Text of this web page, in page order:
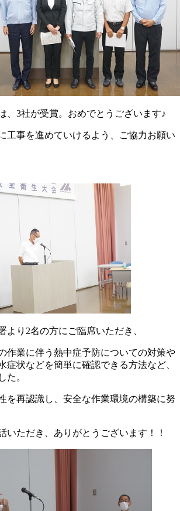
、3社が受賞。おめでとうございます♪
工事を進めていけるよう、ご協力お願い
より2名の方にご臨席いただき、
作業に伴う熱中症予防についての対策や
症状などを簡単に確認できる方法など、
た。
を再認識し、安全な作業環境の構築に努
いただき、ありがとうございます！！